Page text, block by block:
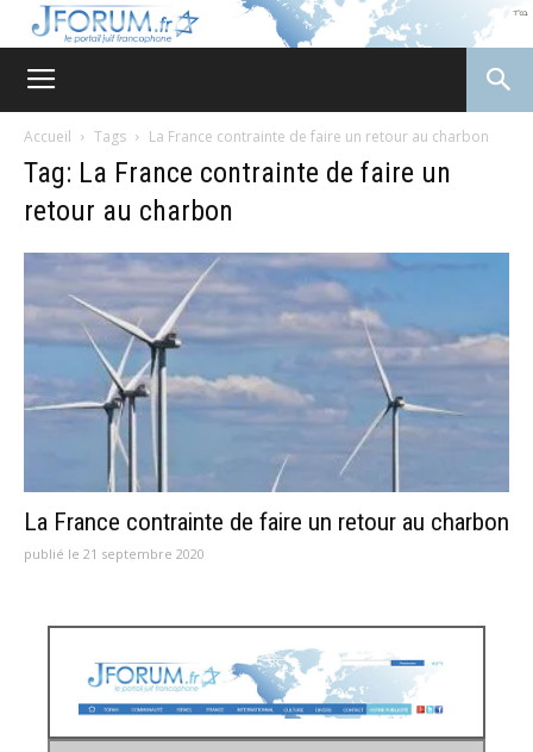
Accueil Tags La France contrainte de faire un retour au charbon
Tag: La France contrainte de faire un
retour au charbon
La France contrainte de faire un retour au charbon
publié le 21 septembre 2020